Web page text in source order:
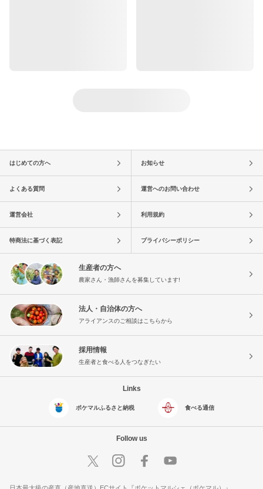
はじめての方へ お知らせ
よくある質問 運営へのお問い合わせ
運営会社 利用規約
特商法に基づく表記 プライバシーポリシー
生産者の方へ
農家さん・漁師さんを募集しています!
法人・自治体の方へ
アライアンスのご相談はこちらから
採用情報
生産者と食べる人をつなぎたい
Links
ポケマルふるさと納税 食べる通信
Follow us